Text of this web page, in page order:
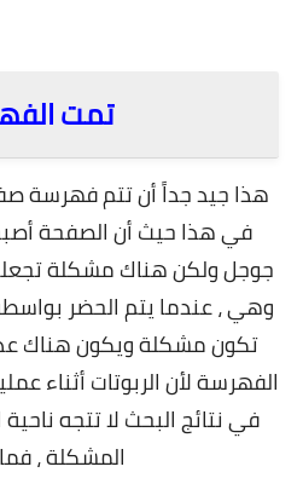
تمت
هذا جيد جداً أن تتم فهرسة
في هذا حيث أن الصفحة
جوجل ولكن هناك مشكلة
تكون مشكلة ويكون هناك
الفهرسة لأن الربوتات أثناء
في نتائج البحث لا تتجه
المشكلة ،